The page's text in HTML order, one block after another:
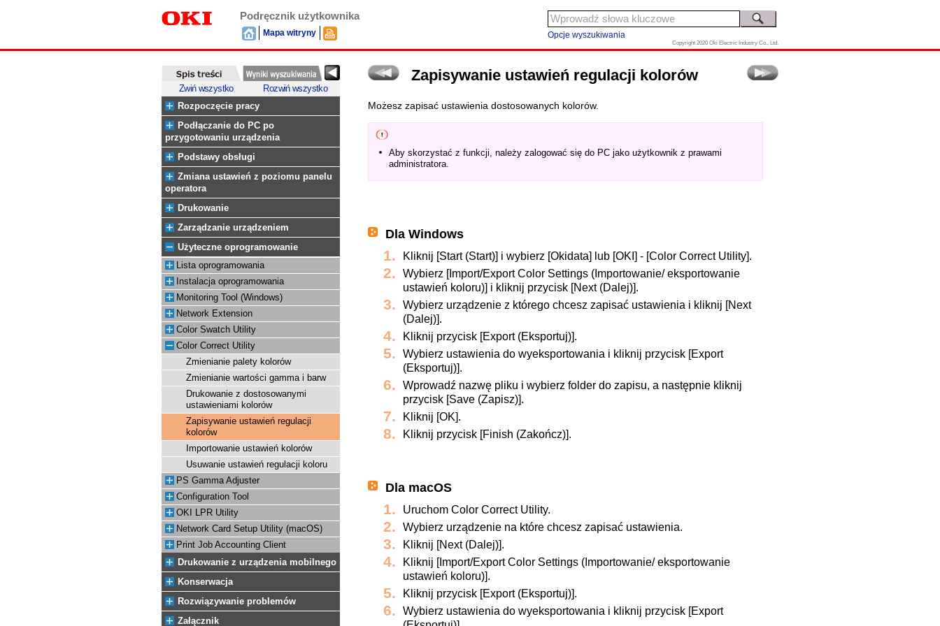
Podręcznik użytkownika
Opcje wyszukiwania
Mapa witryny
Copyright 2020 Oki Electric Industry Co., Ltd.
Zwiń wszystko Rozwiń wszystko
Rozpoczęcie pracy
Podłączanie do PC po
przygotowaniu urządzenia
Podstawy obsługi
Zmiana ustawień z poziomu panelu
operatora
Drukowanie
Zarządzanie urządzeniem
Użyteczne oprogramowanie
Lista oprogramowania
Instalacja oprogramowania
Monitoring Tool (Windows)
Network Extension
Color Swatch Utility
Color Correct Utility
Zmienianie palety kolorów
Zmienianie wartości gamma i barw
Drukowanie z dostosowanymi
ustawieniami kolorów
Zapisywanie ustawień regulacji
kolorów
Importowanie ustawień kolorów
Usuwanie ustawień regulacji koloru
PS Gamma Adjuster
Configuration Tool
OKI LPR Utility
Network Card Setup Utility (macOS)
Print Job Accounting Client
Drukowanie z urządzenia mobilnego
Konserwacja
Rozwiązywanie problemów
Załącznik
Zapisywanie ustawień regulacji kolorów
Możesz zapisać ustawienia dostosowanych kolorów.
Aby skorzystać z funkcji, należy zalogować się do PC jako użytkownik z prawami
administratora.
Dla Windows
Kliknij [Start (Start)] i wybierz [Okidata] lub [OKI] - [Color Correct Utility].
Wybierz [Import/Export Color Settings (Importowanie/ eksportowanie
ustawień koloru)] i kliknij przycisk [Next (Dalej)].
Wybierz urządzenie z którego chcesz zapisać ustawienia i kliknij [Next
(Dalej)].
Kliknij przycisk [Export (Eksportuj)].
Wybierz ustawienia do wyeksportowania i kliknij przycisk [Export
(Eksportuj)].
Wprowadź nazwę pliku i wybierz folder do zapisu, a następnie kliknij
przycisk [Save (Zapisz)].
Kliknij [OK].
Kliknij przycisk [Finish (Zakończ)].
Dla macOS
Uruchom Color Correct Utility.
Wybierz urządzenie na które chcesz zapisać ustawienia.
Kliknij [Next (Dalej)].
Kliknij [Import/Export Color Settings (Importowanie/ eksportowanie
ustawień koloru)].
Kliknij przycisk [Export (Eksportuj)].
Wybierz ustawienia do wyeksportowania i kliknij przycisk [Export